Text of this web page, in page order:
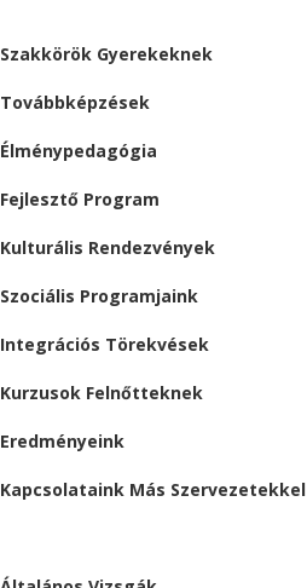
Szakkörök Gyerekeknek
Továbbképzések
Élménypedagógia
Fejlesztő Program
Kulturális Rendezvények
Szociális Programjaink
Integrációs Törekvések
Kurzusok Felnőtteknek
Eredményeink
Kapcsolataink Más Szervezetekkel